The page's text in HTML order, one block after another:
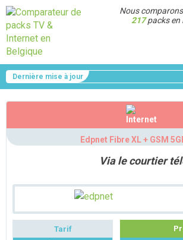
Nous
217packs en
Dernière mise à jour
Edpnet Fibre XL + GSM
Via le courtier
Tarif